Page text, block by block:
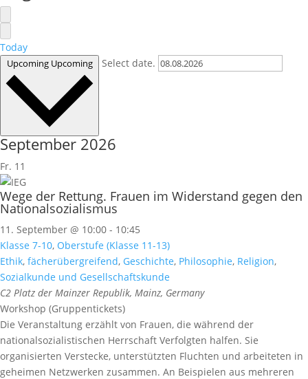
Today
Upcoming Upcoming Select date.
September 2026
Fr. 11
Wege der Rettung. Frauen im Widerstand gegen den
Nationalsozialismus
11. September @ 10:00 - 10:45
Klasse 7-10, Oberstufe (Klasse 11-13)
Ethik, fächerübergreifend, Geschichte, Philosophie, Religion,
Sozialkunde und Gesellschaftskunde
C2 Platz der Mainzer Republik, Mainz, Germany
Workshop (Gruppentickets)
Die Veranstaltung erzählt von Frauen, die während der
nationalsozialistischen Herrschaft Verfolgten halfen. Sie
organisierten Verstecke, unterstützten Fluchten und arbeiteten in
geheimen Netzwerken zusammen. An Beispielen aus mehreren